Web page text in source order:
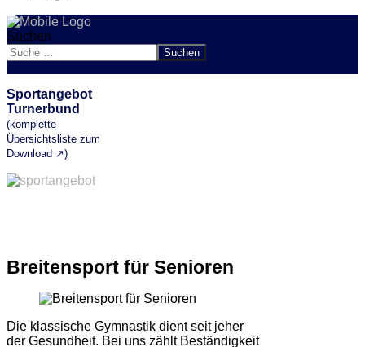
Suchen
Suchen
Sportangebot
Turnerbund
(komplette
Übersichtsliste zum
Download ↗)
Breitensport für Senioren
Die klassische Gymnastik dient seit jeher
der Gesundheit. Bei uns zählt Beständigkeit